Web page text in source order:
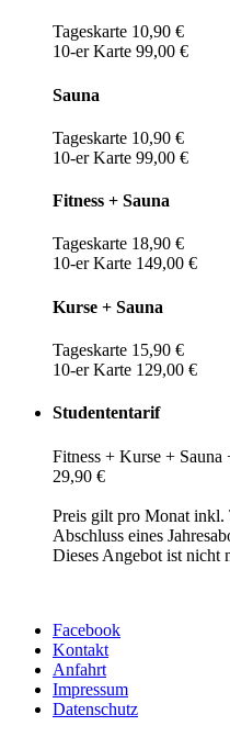
Tageskarte 10,90 €
10-er Karte 99,00 €
Sauna
Tageskarte 10,90 €
10-er Karte 99,00 €
Fitness + Sauna
Tageskarte 18,90 €
10-er Karte 149,00 €
Kurse + Sauna
Tageskarte 15,90 €
10-er Karte 129,00 €
Studententarif
Fitness + Kurse + Sauna
29,90 €
Preis gilt pro Monat inkl.
Abschluss eines
Dieses Angebot ist nicht
Facebook
Kontakt
Anfahrt
Impressum
Datenschutz